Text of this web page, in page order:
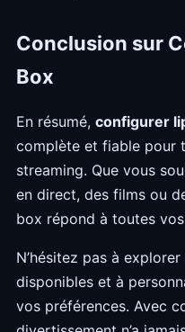
Conclusion sur
Box
En résumé, configurer
complète et fiable pour
streaming. Que vous
en direct, des films ou
box répond à toutes
N’hésitez pas à
disponibles et à
vos préférences. Avec